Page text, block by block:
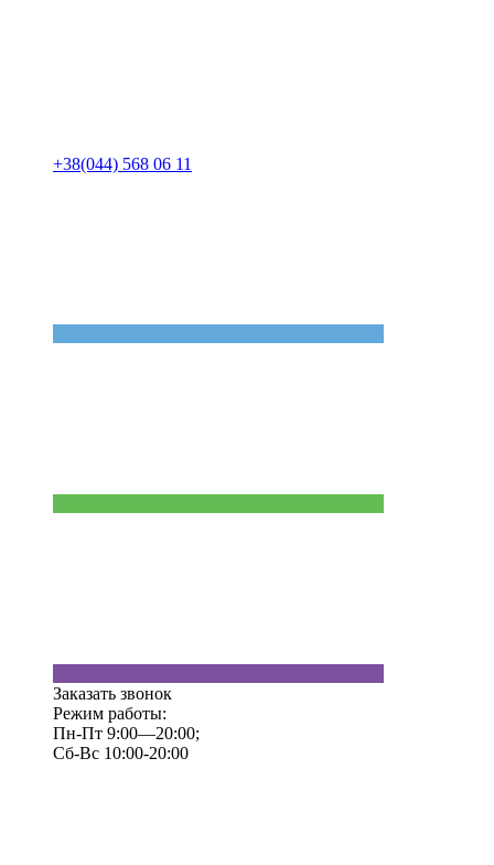
+38(044) 568 06 11
Заказать звонок
Режим работы:
Пн-Пт 9:00—20:00;
Сб-Вс 10:00-20:00